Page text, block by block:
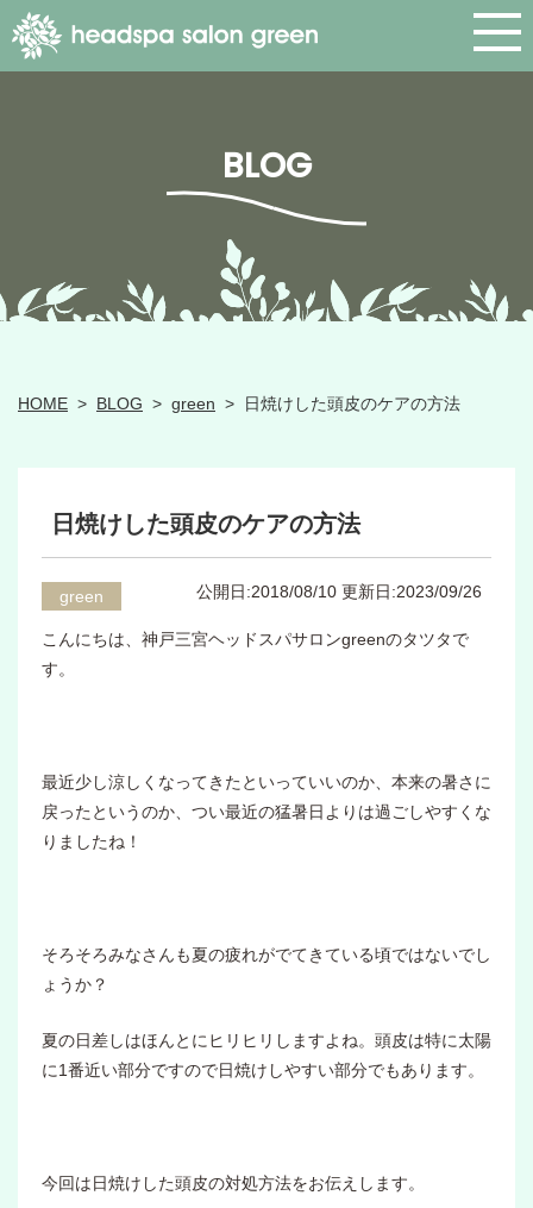
BLOG
HOME > BLOG > green > 日焼けした頭皮のケアの方法
日焼けした頭皮のケアの方法
green 公開日:2018/08/10 更新日:2023/09/26
こんにちは、神戸三宮ヘッドスパサロンgreenのタツタで
す。
最近少し涼しくなってきたといっていいのか、本来の暑さに
戻ったというのか、つい最近の猛暑日よりは過ごしやすくな
りましたね！
そろそろみなさんも夏の疲れがでてきている頃ではないでし
ょうか？
夏の日差しはほんとにヒリヒリしますよね。頭皮は特に太陽
に1番近い部分ですので日焼けしやすい部分でもあります。
今回は日焼けした頭皮の対処方法をお伝えします。